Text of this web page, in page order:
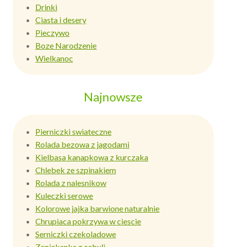
Drinki
Ciasta i desery
Pieczywo
Boze Narodzenie
Wielkanoc
Najnowsze
Pierniczki swiateczne
Rolada bezowa z jagodami
Kielbasa kanapkowa z kurczaka
Chlebek ze szpinakiem
Rolada z nalesnikow
Kuleczki serowe
Kolorowe jajka barwione naturalnie
Chrupiaca pokrzywa w ciescie
Serniczki czekoladowe